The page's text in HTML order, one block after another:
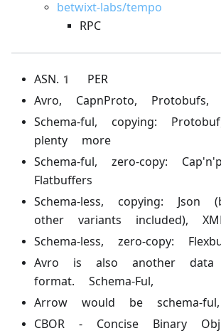
betwixt-labs/tempo
RPC
ASN.1 PER
Avro, CapnProto, Protobufs,
Schema-ful, copying:
plenty more
Schema-ful, zero-copy:
Flatbuffers
Schema-less, copying: Json
other variants included),
Schema-less, zero-copy:
Avro is also another data
format. Schema-Ful,
Arrow would be schema-
CBOR - Concise Binary